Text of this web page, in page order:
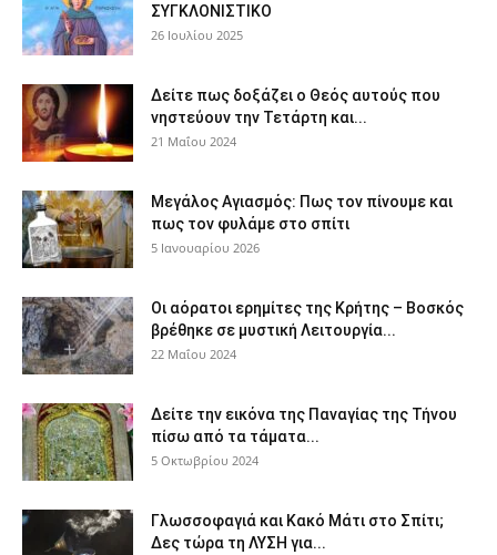
ΣΥΓΚΛΟΝΙΣΤΙΚΟ
26 Ιουλίου 2025
Δείτε πως δοξάζει ο Θεός αυτούς που
νηστεύουν την Τετάρτη και...
21 Μαΐου 2024
Μεγάλος Αγιασμός: Πως τον πίνουμε και
πως τον φυλάμε στο σπίτι
5 Ιανουαρίου 2026
Οι αόρατοι ερημίτες της Κρήτης – Βοσκός
βρέθηκε σε μυστική Λειτουργία...
22 Μαΐου 2024
Δείτε την εικόνα της Παναγίας της Τήνου
πίσω από τα τάματα...
5 Οκτωβρίου 2024
Γλωσσοφαγιά και Κακό Μάτι στο Σπίτι;
Δες τώρα τη ΛΥΣΗ για...